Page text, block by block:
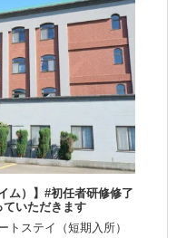
ム）】#初任者研修修了
いただきます
ステイ（短期入所）